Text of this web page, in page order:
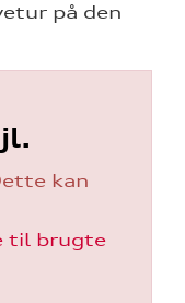
på den
kan
til brugte